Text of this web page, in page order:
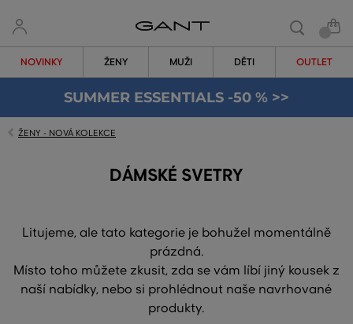
NOVINKY ŽENY MUŽI DĚTI OUTLET
SUMMER ESSENTIALS -50 % >>
ŽENY - NOVÁ KOLEKCE
DÁMSKÉ SVETRY
Litujeme, ale tato kategorie je bohužel momentálně
prázdná.
Místo toho můžete zkusit, zda se vám líbí jiný kousek z
naší nabídky, nebo si prohlédnout naše navrhované
produkty.